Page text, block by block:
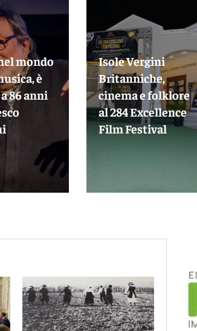
mondo
è
86 anni
Isole Vergini
Britanniche,
cinema e folklore
al 284 Excellence
Film Festival